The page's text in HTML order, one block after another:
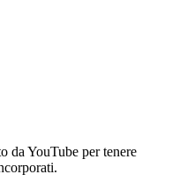
da YouTube per tenere